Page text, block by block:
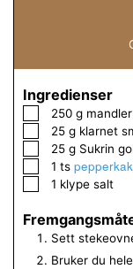
Ingredienser
▢250 g mandler
▢25 g klarnet
▢25 g Sukrin
▢
1 ts
▢
1 klype salt
Sett
Bruker du